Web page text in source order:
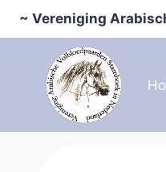
Doorgaan
~ Vereniging